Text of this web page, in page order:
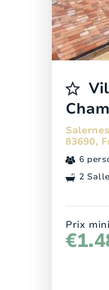
83690,
6
2
Prix